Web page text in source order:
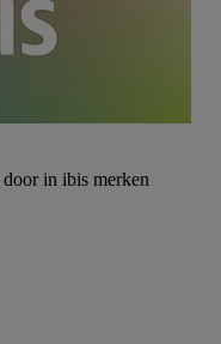
door in ibis merken